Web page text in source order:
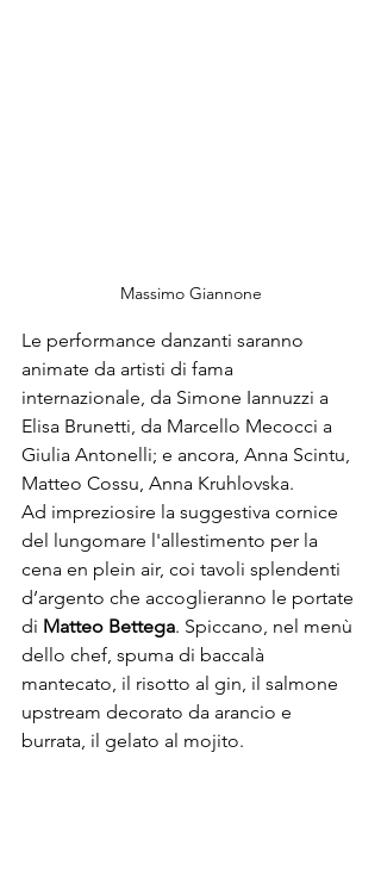
Massimo Giannone
Le performance danzanti saranno
animate da artisti di fama
internazionale, da Simone Iannuzzi a
Elisa Brunetti, da Marcello Mecocci a
Giulia Antonelli; e ancora, Anna Scintu,
Matteo Cossu, Anna Kruhlovska.
Ad impreziosire la suggestiva cornice
del lungomare l'allestimento per la
cena en plein air, coi tavoli splendenti
d’argento che accoglieranno le portate
di Matteo Bettega. Spiccano, nel menù
dello chef, spuma di baccalà
mantecato, il risotto al gin, il salmone
upstream decorato da arancio e
burrata, il gelato al mojito.